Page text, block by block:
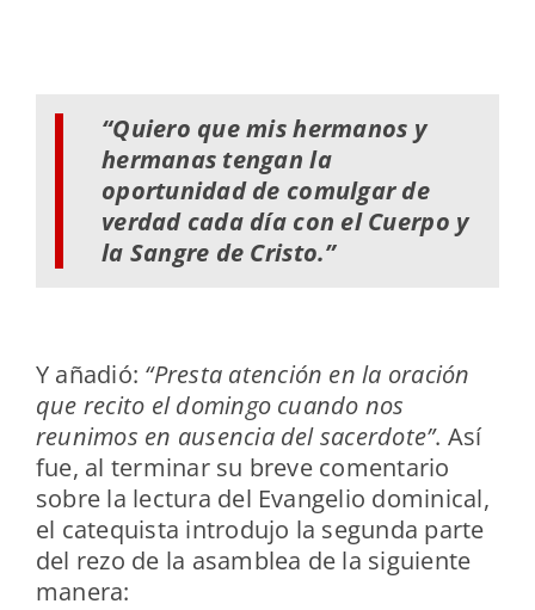
“Quiero que mis hermanos y
hermanas tengan la
oportunidad de comulgar de
verdad cada día con el Cuerpo y
la Sangre de Cristo.”
Y añadió: “Presta atención en la oración
que recito el domingo cuando nos
reunimos en ausencia del sacerdote”. Así
fue, al terminar su breve comentario
sobre la lectura del Evangelio dominical,
el catequista introdujo la segunda parte
del rezo de la asamblea de la siguiente
manera: